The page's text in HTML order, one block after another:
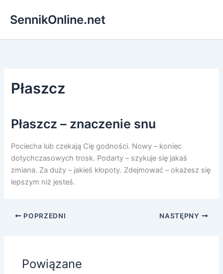
SennikOnline.net
Płaszcz
Płaszcz – znaczenie snu
Pociecha lub czekają Cię godności. Nowy – koniec
dotychczasowych trosk. Podarty – szykuje się jakaś
zmiana. Za duży – jakieś kłopoty. Zdejmować – okażesz się
lepszym niż jesteś.
POPRZEDNI NASTĘPNY
Powiązane